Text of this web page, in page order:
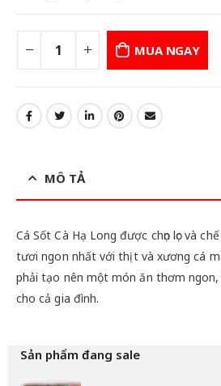
MUA NGAY
MÔ TẢ
Cá Sốt Cà Hạ Long được chọn lọc và
tươi ngon nhất với thịt và xương cá
phải tạo nên một món ăn thơm ngon,
cho cả gia đình.
Sản phẩm đang sale